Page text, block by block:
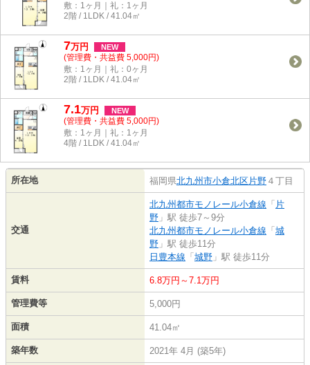
敷：1ヶ月｜礼：1ヶ月
2階 / 1LDK / 41.04㎡
7万円 NEW
(管理費・共益費 5,000円)
敷：1ヶ月｜礼：0ヶ月
2階 / 1LDK / 41.04㎡
7.1万円 NEW
(管理費・共益費 5,000円)
敷：1ヶ月｜礼：1ヶ月
4階 / 1LDK / 41.04㎡
所在地 福岡県北九州市小倉北区片野 ４丁目
交通
北九州都市モノレール小倉線 「 片
野 」駅 徒歩7～9分
北九州都市モノレール小倉線 「 城
野 」駅 徒歩11分
日豊本線 「 城野 」駅 徒歩11分
賃料 6.8万円～7.1万円
管理費等 5,000円
面積 41.04㎡
築年数 2021年 4月 (築5年)